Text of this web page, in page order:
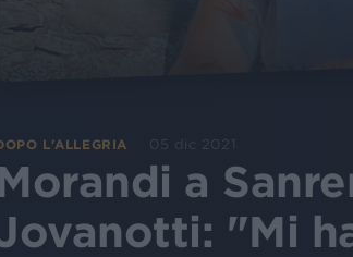
L'ALLEGRIA 05 dic 2021
a
"Mi